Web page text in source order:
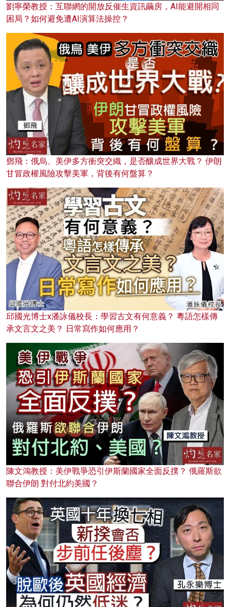
劉寧榮教授：互聯網的開放反催生資訊繭房，AI能避開相同
困局？如何避免遭AI演算法操控？
鄧飛：俄烏、美伊多方衝突交織，是否釀成世界大戰？ 伊朗
甘冒政權風險攻擊美軍，背後有何盤算？
邱國光博士x潘詠儀校長：學習古文有何意義？ 粵語怎樣傳
承文言文之美？ 日常寫作如何應用？
陳文鴻教授：美伊戰爭恐引伊斯蘭國家全面反撲？ 俄羅斯欲
聯合伊朗 對付北約美國？